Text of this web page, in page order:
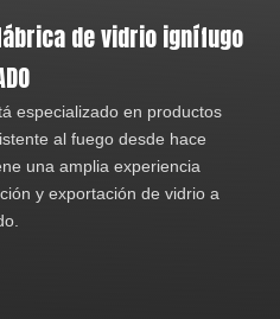
de vidrio ignífugo
especializado en productos
al fuego desde hace
una amplia experiencia
y exportación de vidrio a